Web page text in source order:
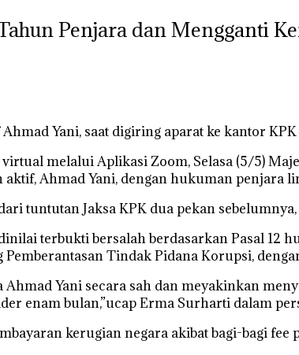
Penjara dan Mengganti
Yani, saat digiring aparat ke kantor KPK
virtual melalui Aplikasi Zoom, Selasa (5/5)
Ahmad Yani, dengan hukuman penjara
tuntutan Jaksa KPK dua pekan
terbukti bersalah berdasarkan Pasal
Tindak Pidana Korupsi,
Ahmad Yani secara sah dan meyakinkan
enam bulan,”ucap Erma Surharti dalam
kerugian negara akibat bagi-bagi